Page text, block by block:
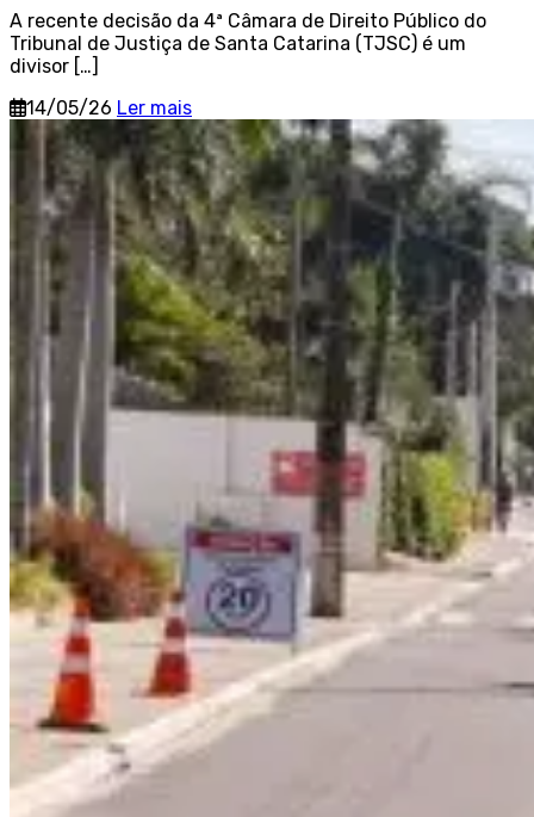
A recente decisão da 4ª Câmara de Direito Público do
Tribunal de Justiça de Santa Catarina (TJSC) é um
divisor […]
14/05/26 Ler mais